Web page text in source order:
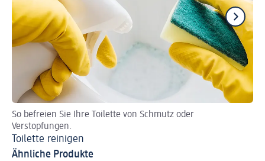
So befreien Sie Ihre Toilette von Schmutz oder
Verstopfungen.
Toilette reinigen
Ähnliche Produkte